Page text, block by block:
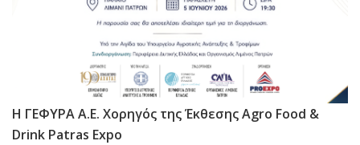
Η ΓΕΦΥΡΑ Α.Ε. Χορηγός της Έκθεσης Agro Food &
Drink Patras Expo